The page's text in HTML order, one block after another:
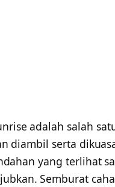
adalah salah
diambil serta
yang terlihat
Semburat